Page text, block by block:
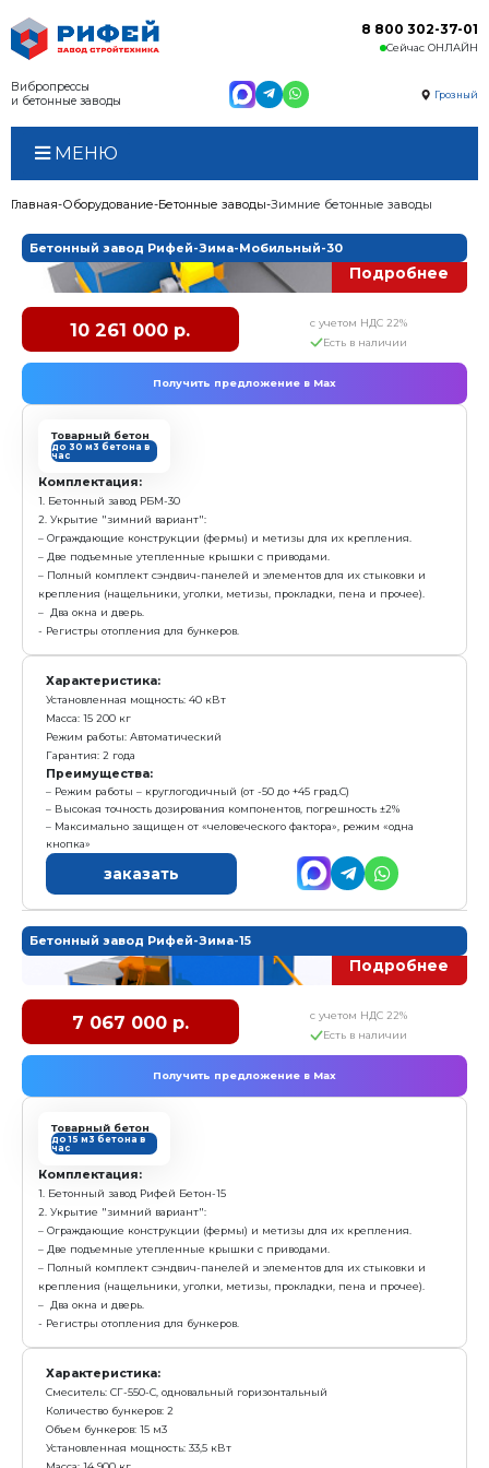
Вибропрессы
и бетонные заводы
МЕНЮ
Главная Оборудование Бетонные заводы Зимние
Бетонный завод Рифей-Зима-Мобильный-
10 261 000 р.
Получить предложение в
Товарный бетон
до 30 м3 бетона в
Комплектация:
1. Бетонный завод РБМ-30
2. Укрытие "зимний вариант":
– Ограждающие конструкции (фермы) и метизы для
– Две подъемные утепленные крышки с приводами.
– Полный комплект сэндвич-панелей и элементов
крепления (нащельники, уголки, метизы,
– Два окна и дверь.
- Регистры отопления для бункеров.
Характеристика:
Установленная мощность: 40 кВт
Масса: 15 200 кг
Режим работы: Автоматический
Преимущества:
Высокая точность дозирования компонентов,
Максимально защищен от «человеческого
кнопка»
заказать
Бетонный завод Рифей-Зима-15